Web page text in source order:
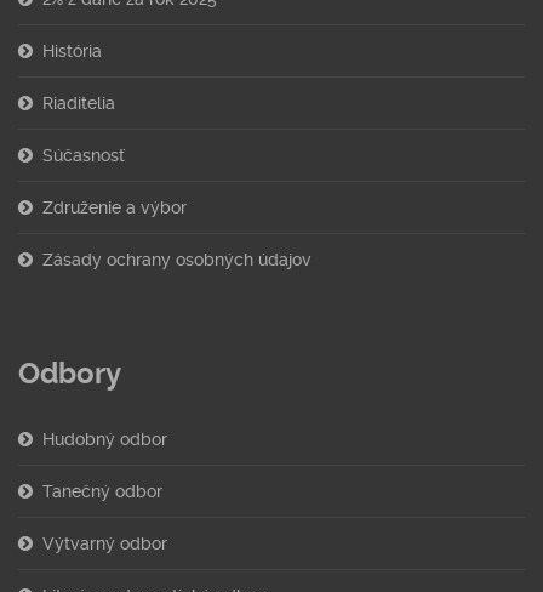
História
Riaditelia
Súčasnosť
Združenie a výbor
Zásady ochrany osobných údajov
Odbory
Hudobný odbor
Tanečný odbor
Výtvarný odbor